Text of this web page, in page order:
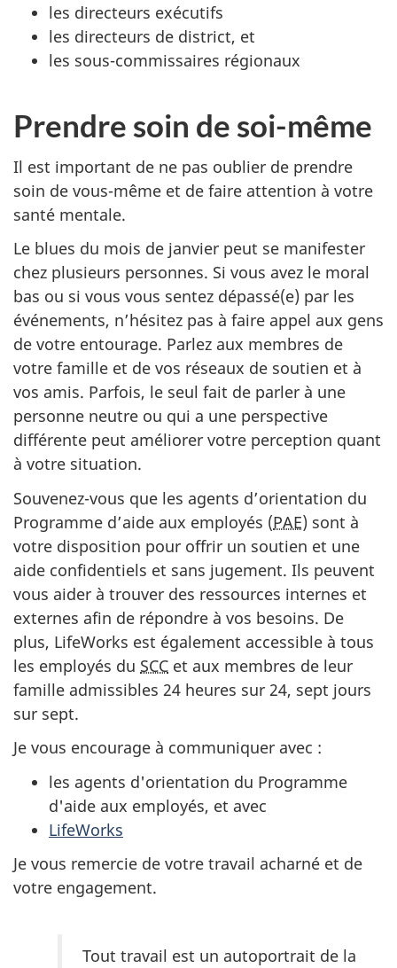
les directeurs exécutifs
les directeurs de district, et
les sous-commissaires régionaux
Prendre soin de soi-même
Il est important de ne pas oublier de prendre
soin de vous-même et de faire attention à votre
santé mentale.
Le blues du mois de janvier peut se manifester
chez plusieurs personnes. Si vous avez le moral
bas ou si vous vous sentez dépassé(e) par les
événements, n’hésitez pas à faire appel aux gens
de votre entourage. Parlez aux membres de
votre famille et de vos réseaux de soutien et à
vos amis. Parfois, le seul fait de parler à une
personne neutre ou qui a une perspective
différente peut améliorer votre perception quant
à votre situation.
Souvenez-vous que les agents d’orientation du
Programme d’aide aux employés (PAE) sont à
votre disposition pour offrir un soutien et une
aide confidentiels et sans jugement. Ils peuvent
vous aider à trouver des ressources internes et
externes afin de répondre à vos besoins. De
plus, LifeWorks est également accessible à tous
les employés du SCC et aux membres de leur
famille admissibles 24 heures sur 24, sept jours
sur sept.
Je vous encourage à communiquer avec :
les agents d'orientation du Programme
d'aide aux employés, et avec
LifeWorks
Je vous remercie de votre travail acharné et de
votre engagement.
Tout travail est un autoportrait de la